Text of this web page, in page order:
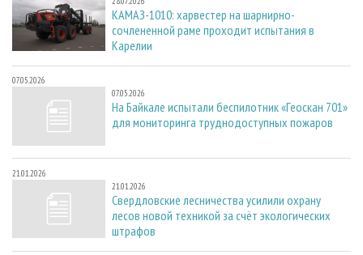
КАМАЗ-1010: харвестер на шарнирно-
сочлененной раме проходит испытания в
Карелии
07.05.2026
07.05.2026
На Байкале испытали беспилотник «Геоскан 701»
для мониторинга труднодоступных пожаров
21.01.2026
21.01.2026
Свердловские лесничества усилили охрану
лесов новой техникой за счёт экологических
штрафов